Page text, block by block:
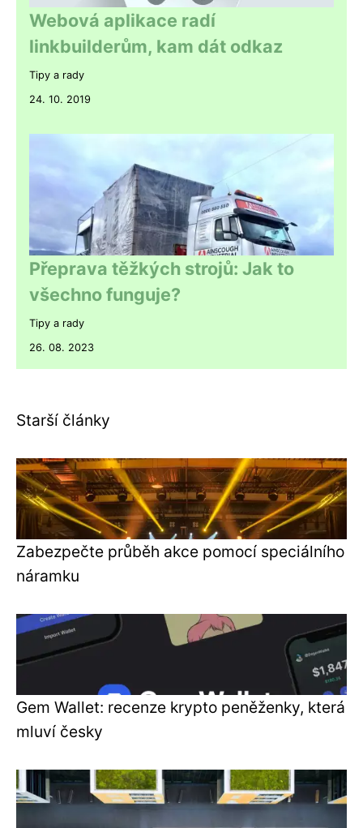
Webová aplikace radí
linkbuilderům, kam dát odkaz
Tipy a rady
24. 10. 2019
Přeprava těžkých strojů: Jak to
všechno funguje?
Tipy a rady
26. 08. 2023
Starší články
Zabezpečte průběh akce pomocí speciálního
náramku
Gem Wallet: recenze krypto peněženky, která
mluví česky